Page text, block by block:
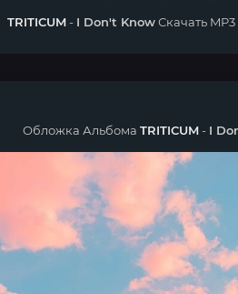
TRITICUM- I Don't KnowСкачать
Обложка Альбома TRITICUM- I